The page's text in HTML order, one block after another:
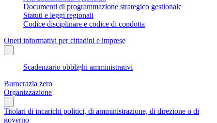
Documenti di programmazione strategico gestionale
Statuti e leggi regionali
Codice disciplinare e codice di condotta
Oneri informativi per cittadini e imprese
Scadenzario obblighi amministrativi
Burocrazia zero
Organizzazione
Titolari di incarichi politici, di amministrazione, di direzione o di
governo